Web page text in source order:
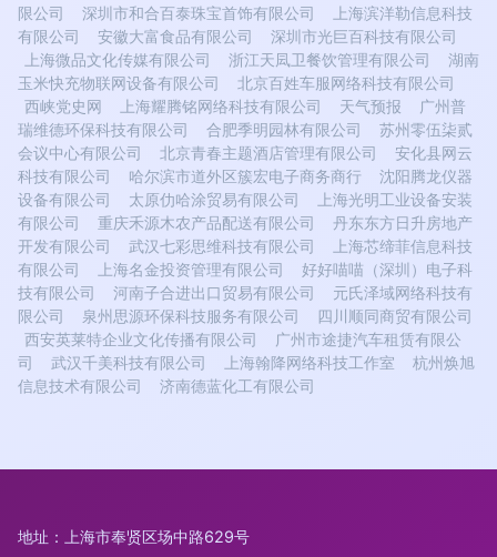
限公司
深圳市和合百泰珠宝首饰有限公司
上海滨洋勒信息科技
有限公司
安徽大富食品有限公司
深圳市光巨百科技有限公司
上海微品文化传媒有限公司
浙江天凨卫餐饮管理有限公司
湖南
玉米快充物联网设备有限公司
北京百姓车服网络科技有限公司
西峡党史网
上海耀腾铭网络科技有限公司 天气预报
广州普
瑞维德环保科技有限公司
合肥季明园林有限公司
苏州零伍柒贰
会议中心有限公司
北京青春主题酒店管理有限公司
安化县网云
科技有限公司
哈尔滨市道外区簇宏电子商务商行
沈阳腾龙仪器
设备有限公司
太原仂哈涂贸易有限公司
上海光明工业设备安装
有限公司
重庆禾源木农产品配送有限公司
丹东东方日升房地产
开发有限公司
武汉七彩思维科技有限公司
上海芯缔菲信息科技
有限公司
上海名金投资管理有限公司
好好喵喵（深圳）电子科
技有限公司
河南子合进出口贸易有限公司
元氏泽域网络科技有
限公司
泉州思源环保科技服务有限公司
四川顺同商贸有限公司
西安英莱特企业文化传播有限公司
广州市途捷汽车租赁有限公
司
武汉千美科技有限公司 上海翰降网络科技工作室
杭州焕旭
信息技术有限公司
济南德蓝化工有限公司
地址：上海市奉贤区场中路629号